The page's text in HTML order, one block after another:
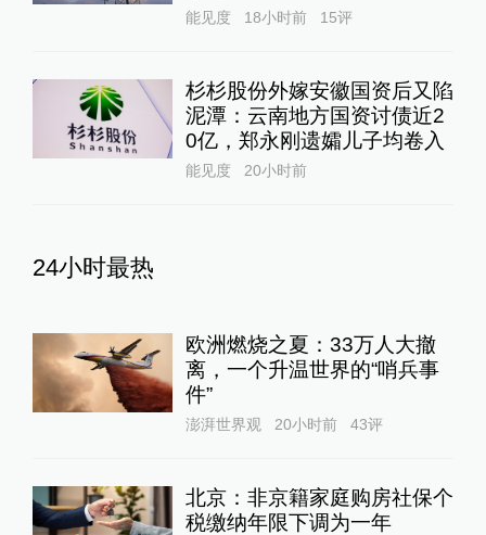
能见度 18小时前 15评
杉杉股份外嫁安徽国资后又陷
泥潭：云南地方国资讨债近2
0亿，郑永刚遗孀儿子均卷入
能见度 20小时前
24小时最热
欧洲燃烧之夏：33万人大撤
离，一个升温世界的“哨兵事
件”
澎湃世界观 20小时前 43评
北京：非京籍家庭购房社保个
税缴纳年限下调为一年